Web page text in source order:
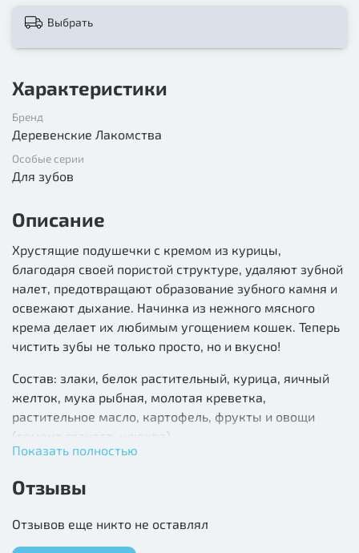
Выбрать
Характеристики
Бренд
Деревенские Лакомства
Особые серии
Для зубов
Описание
Хрустящие подушечки с кремом из курицы,
благодаря своей пористой структуре, удаляют зубной
налет, предотвращают образование зубного камня и
освежают дыхание. Начинка из нежного мясного
крема делает их любимым угощением кошек. Теперь
чистить зубы не только просто, но и вкусно!
Состав: злаки, белок растительный, курица, яичный
желток, мука рыбная, молотая креветка,
растительное масло, картофель, фрукты и овощи
(семена граната, клюква).
протеин ≥20%, жир ≥15.0%, клетчатка ≤2.5%, зола
≤4.0%, влага ≤10.0%; энергетическая ценность — 360
Показать полностью
Отзывы
Отзывов еще никто не оставлял